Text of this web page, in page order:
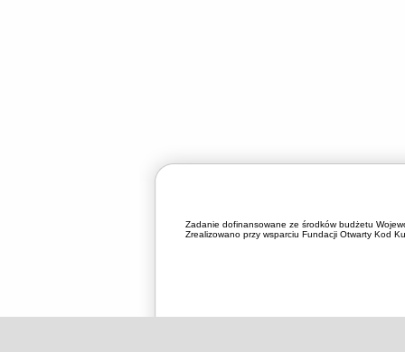
Zadanie dofinansowane ze środków budżetu
Zrealizowano przy wsparciu Fundacji Otwarty Kod